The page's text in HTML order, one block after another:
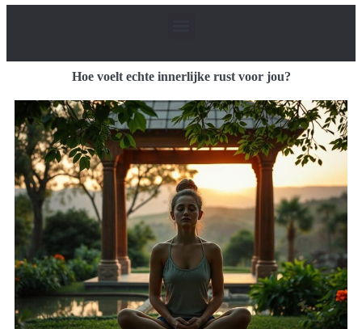
Hoe voelt echte innerlijke rust voor jou?